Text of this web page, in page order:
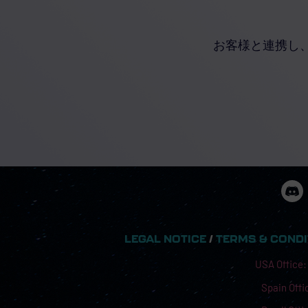
お客様と連携し
LEGAL NOTICE / TERMS &
USA
Spain